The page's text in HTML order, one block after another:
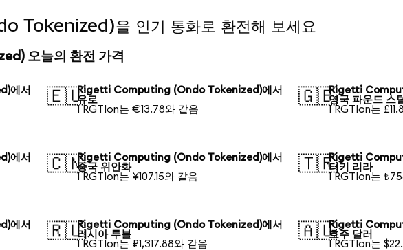
을 인기 통화로 환전해 보세요
오늘의 환전 가격
에서
🇪🇺Rigetti Computing (Ondo Tokenized)에서
유로
1 RGTIon는 €13.78와 같음
🇬🇧Rigetti
영국 파운드 스
1 RGTIon는
에서
🇨🇳Rigetti Computing (Ondo Tokenized)에서
중국 위안화
1 RGTIon는 ¥107.15와 같음
🇹🇷Rigetti
터키 리라
1 RGTIon는
에서
🇷🇺Rigetti Computing (Ondo Tokenized)에서
러시아 루블
1 RGTIon는 ₽1,317.88와 같음
🇦🇺Rigetti
호주 달러
1 RGTIon는